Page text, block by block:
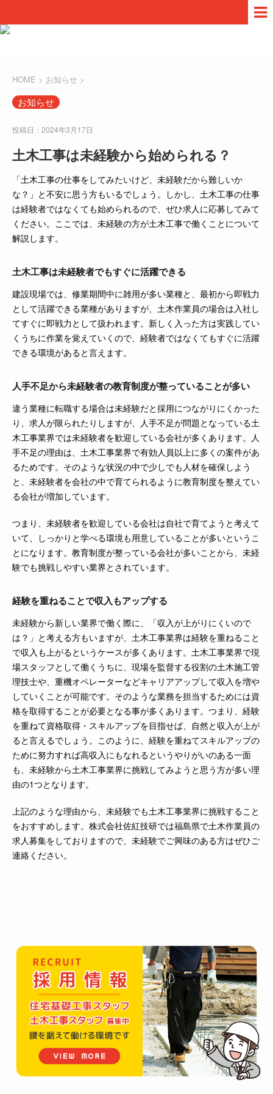
HOME > お知らせ >
お知らせ
投稿日：2024年3月17日
土木工事は未経験から始められる？
「土木工事の仕事をしてみたいけど、未経験だから難しいか
な？」と不安に思う方もいるでしょう。しかし、土木工事の仕事
は経験者ではなくても始められるので、ぜひ求人に応募してみて
ください。ここでは、未経験の方が土木工事で働くことについて
解説します。
土木工事は未経験者でもすぐに活躍できる
建設現場では、修業期間中に雑用が多い業種と、最初から即戦力
として活躍できる業種がありますが、土木作業員の場合は入社し
てすぐに即戦力として扱われます。新しく入った方は実践してい
くうちに作業を覚えていくので、経験者ではなくてもすぐに活躍
できる環境があると言えます。
人手不足から未経験者の教育制度が整っていることが多い
違う業種に転職する場合は未経験だと採用につながりにくかった
り、求人が限られたりしますが、人手不足が問題となっている土
木工事業界では未経験者を歓迎している会社が多くあります。人
手不足の理由は、土木工事業界で有効人員以上に多くの案件があ
るためです。そのような状況の中で少しでも人材を確保しよう
と、未経験者を会社の中で育てられるように教育制度を整えてい
る会社が増加しています。
つまり、未経験者を歓迎している会社は自社で育てようと考えて
いて、しっかりと学べる環境も用意していることが多いというこ
とになります。教育制度が整っている会社が多いことから、未経
験でも挑戦しやすい業界とされています。
経験を重ねることで収入もアップする
未経験から新しい業界で働く際に、「収入が上がりにくいので
は？」と考える方もいますが、土木工事業界は経験を重ねること
で収入も上がるというケースが多くあります。土木工事業界で現
場スタッフとして働くうちに、現場を監督する役割の土木施工管
理技士や、重機オペレーターなどキャリアアップして収入を増や
していくことが可能です。そのような業務を担当するためには資
格を取得することが必要となる事が多くあります。つまり、経験
を重ねて資格取得・スキルアップを目指せば、自然と収入が上が
ると言えるでしょう。このように、経験を重ねてスキルアップの
ために努力すれば高収入にもなれるというやりがいのある一面
も、未経験から土木工事業界に挑戦してみようと思う方が多い理
由の1つとなります。
上記のような理由から、未経験でも土木工事業界に挑戦すること
をおすすめします。株式会社佐紅技研では福島県で土木作業員の
求人募集をしておりますので、未経験でご興味のある方はぜひご
連絡ください。